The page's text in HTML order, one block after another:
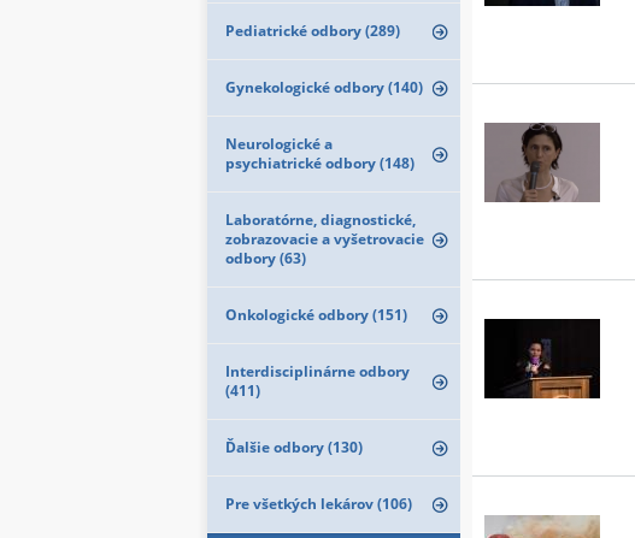
Pediatrické odbory (289)
Gynekologické odbory (140)
Neurologické a
psychiatrické odbory (148)
Laboratórne, diagnostické,
zobrazovacie a vyšetrovacie
odbory (63)
Onkologické odbory (151)
Interdisciplinárne odbory
(411)
Ďalšie odbory (130)
Pre všetkých lekárov (106)